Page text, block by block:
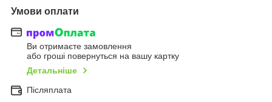
Умови оплати
Ви отримаєте замовлення
або гроші повернуться на вашу картку
Детальніше
Післяплата